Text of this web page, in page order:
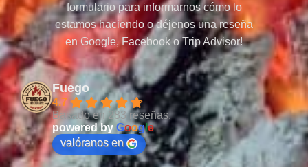
formulario para informarnos cómo lo
estamos haciendo o déjenos una reseña
en Google, Facebook o Trip Advisor!
Fuego
4.7
Basado en 283 reseñas.
powered by Google
valóranos en